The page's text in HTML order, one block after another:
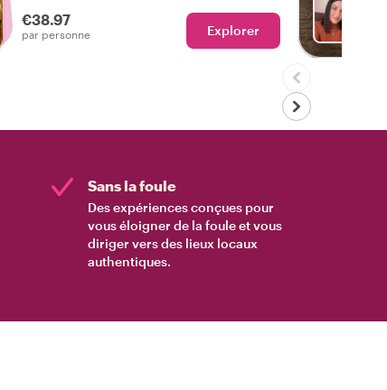
ville lors d'une visite qui a tout pour vous
faire dire : J'ai découvert la vraie Riga !
€38.97
par personne Explorer
Sans la foule
Des expériences conçues pour
vous éloigner de la foule et vous
diriger vers des lieux locaux
authentiques.